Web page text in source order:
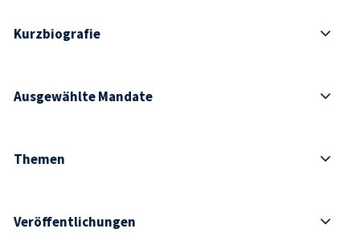
Kurzbiografie
Ausgewählte Mandate
Themen
Veröffentlichungen